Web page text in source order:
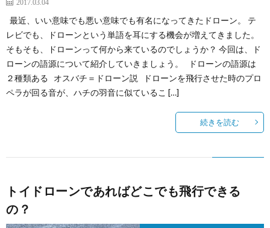
2017.03.04
最近、いい意味でも悪い意味でも有名になってきたドローン。 テ
レビでも、ドローンという単語を耳にする機会が増えてきました。
そもそも、ドローンって何から来ているのでしょうか？ 今回は、ド
ローンの語源について紹介していきましょう。 ドローンの語源は
２種類ある オスバチ＝ドローン説 ドローンを飛行させた時のプロ
ペラが回る音が、ハチの羽音に似ているこ […]
続きを読む
トイドローンであればどこでも飛行できる
の？